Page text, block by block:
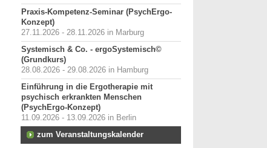
Praxis-Kompetenz-Seminar (PsychErgo-
Konzept)
27.11.2026 - 28.11.2026 in Marburg
Systemisch & Co. - ergoSystemisch©
(Grundkurs)
28.08.2026 - 29.08.2026 in Hamburg
Einführung in die Ergotherapie mit
psychisch erkrankten Menschen
(PsychErgo-Konzept)
11.09.2026 - 13.09.2026 in Berlin
zum Veranstaltungskalender